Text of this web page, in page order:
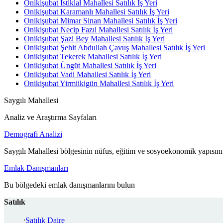
Onikişubat İstiklal Mahallesi Satılık İş Yeri
Onikişubat Karamanlı Mahallesi Satılık İş Yeri
Onikişubat Mimar Sinan Mahallesi Satılık İş Yeri
Onikişubat Necip Fazıl Mahallesi Satılık İş Yeri
Onikişubat Şazi Bey Mahallesi Satılık İş Yeri
Onikişubat Şehit Abdullah Çavuş Mahallesi Satılık İş Yeri
Onikişubat Tekerek Mahallesi Satılık İş Yeri
Onikişubat Üngüt Mahallesi Satılık İş Yeri
Onikişubat Vadi Mahallesi Satılık İş Yeri
Onikişubat Yirmiikigün Mahallesi Satılık İş Yeri
Saygılı Mahallesi
Analiz ve Araştırma Sayfaları
Demografi Analizi
Saygılı Mahallesi bölgesinin nüfus, eğitim ve sosyoekonomik
Emlak Danışmanları
Bu bölgedeki emlak danışmanlarını bulun
Satılık
Satılık Daire